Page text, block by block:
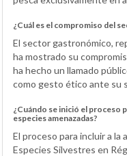
¿Cuál es el compromiso del
El sector gastronómico,
ha mostrado su
ha hecho un llamado
como gesto ético ante su
¿Cuándo se inició el proceso
especies amenazadas?
El proceso para incluir a la
Especies Silvestres en